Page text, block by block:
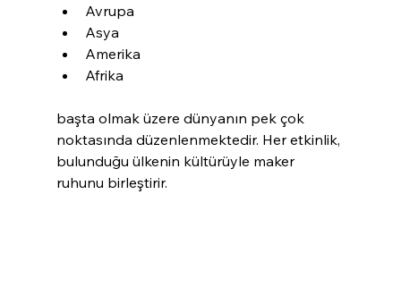
Avrupa
Asya
Amerika
Afrika
başta olmak üzere dünyanın pek çok
noktasında düzenlenmektedir. Her etkinlik,
bulunduğu ülkenin kültürüyle maker
ruhunu birleştirir.